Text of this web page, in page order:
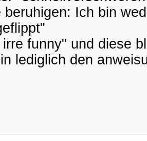
beruhigen: Ich bin
funny" und diese
lediglich den